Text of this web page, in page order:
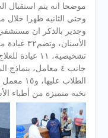
موضحا انه يتم استقبال
وحتي الثانيه ظهرا خلال
وجدير بالذكر ان
جانب ٤ معامل،
الطلاب
نخبه متميزة من أطباء